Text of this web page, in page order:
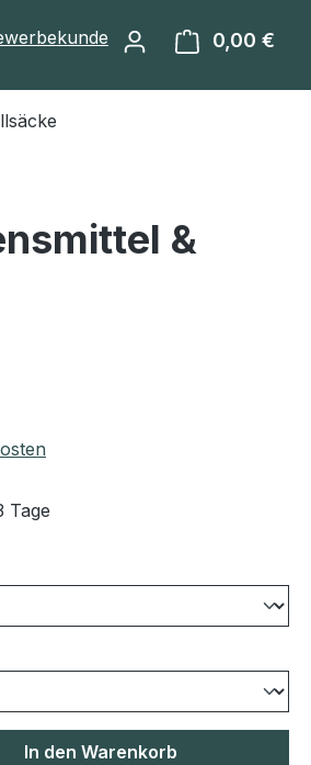
0,00 €
&
Tage
gewünschten Wert
In den Warenkorb